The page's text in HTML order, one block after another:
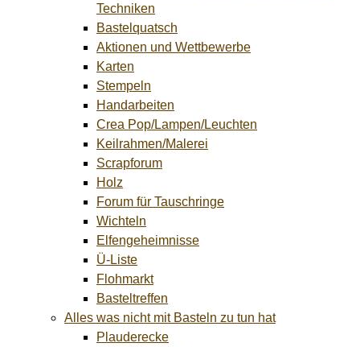
Techniken
Bastelquatsch
Aktionen und Wettbewerbe
Karten
Stempeln
Handarbeiten
Crea Pop/Lampen/Leuchten
Keilrahmen/Malerei
Scrapforum
Holz
Forum für Tauschringe
Wichteln
Elfengeheimnisse
Ü-Liste
Flohmarkt
Basteltreffen
Alles was nicht mit Basteln zu tun hat
Plauderecke